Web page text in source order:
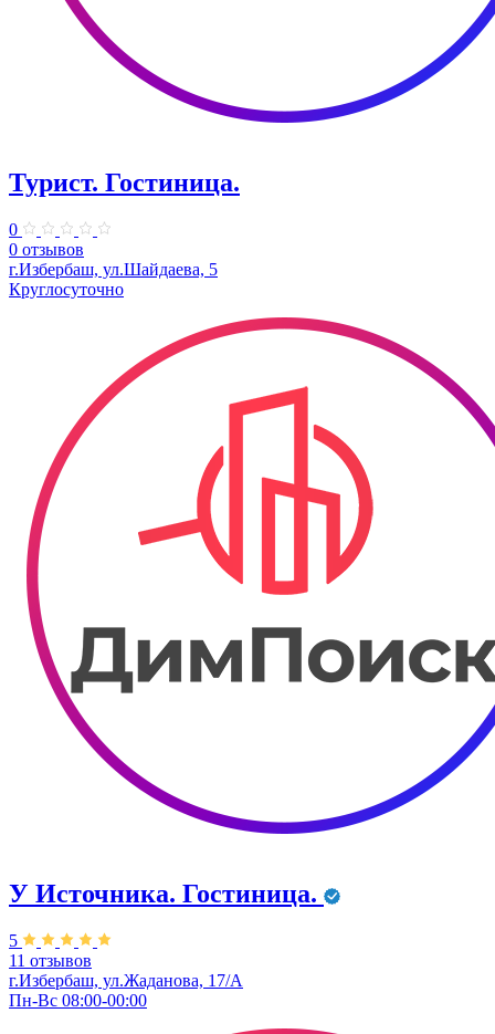
Турист. Гостиница.
0
0 отзывов
г.Избербаш, ул.Шайдаева, 5
Круглосуточно
У Источника. Гостиница.
5
11 отзывов
г.Избербаш, ул.Жаданова, 17/А
Пн-Вс 08:00-00:00